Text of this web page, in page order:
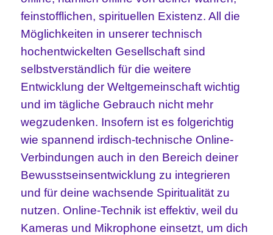
feinstofflichen, spirituellen Existenz. All die
Möglichkeiten in unserer technisch
hochentwickelten Gesellschaft sind
selbstverständlich für die weitere
Entwicklung der Weltgemeinschaft wichtig
und im tägliche Gebrauch nicht mehr
wegzudenken. Insofern ist es folgerichtig
wie spannend irdisch-technische Online-
Verbindungen auch in den Bereich deiner
Bewusstseinsentwicklung zu integrieren
und für deine wachsende Spiritualität zu
nutzen. Online-Technik ist effektiv, weil du
Kameras und Mikrophone einsetzt, um dich